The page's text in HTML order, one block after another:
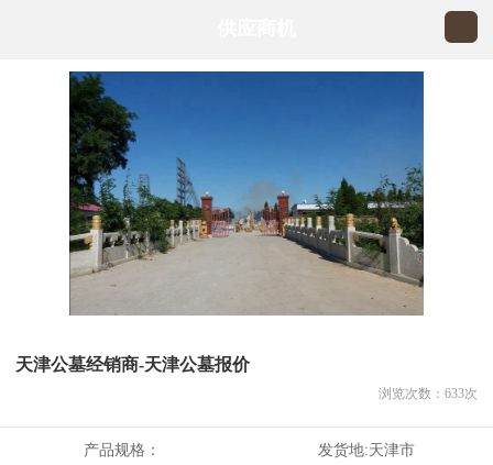
天津公墓经销商-天津公墓报价
浏览次数： 633次
产品规格： 发货地:天津市